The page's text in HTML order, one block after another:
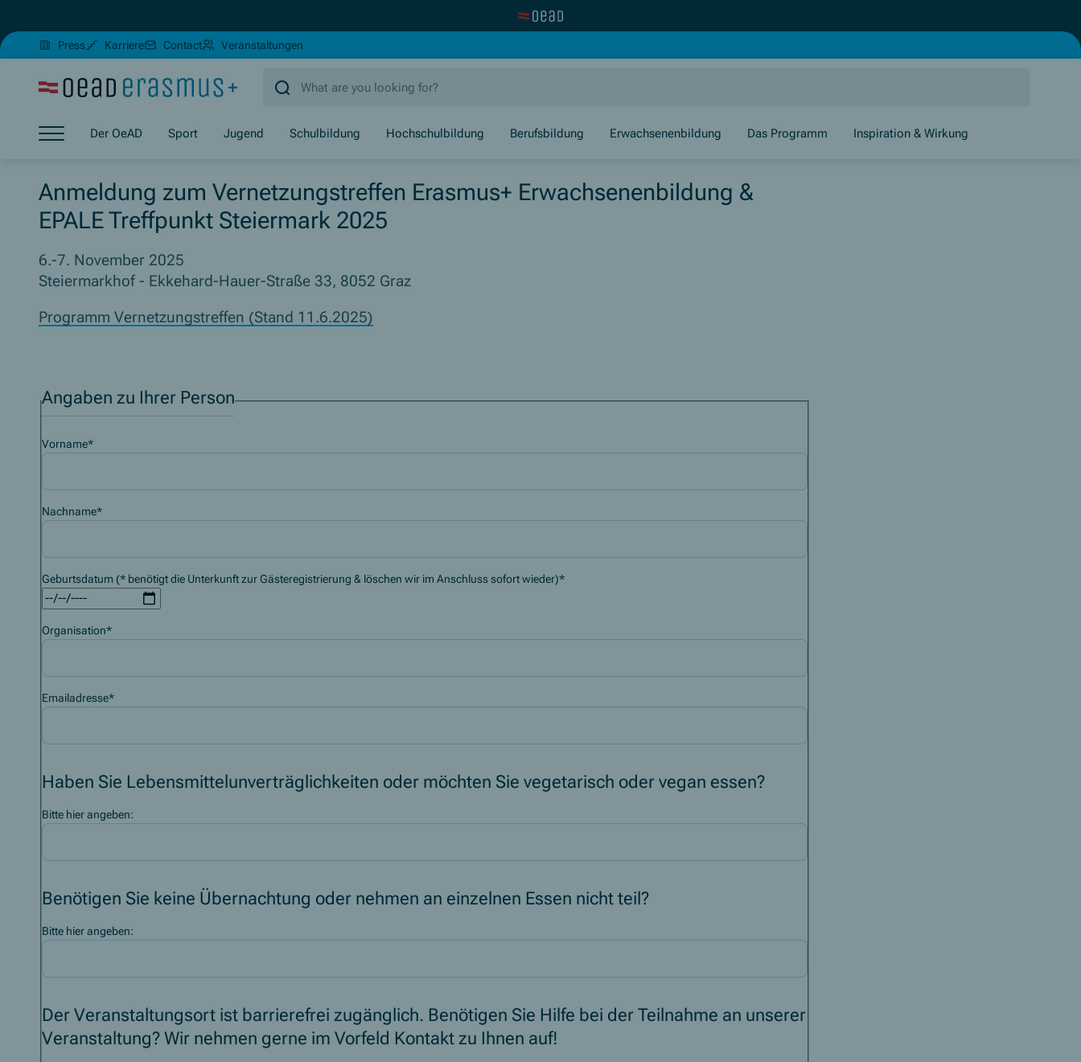
Press Karriere(Opens in new window)
Contact Veranstaltungen
Der OeAD
Sport Jugend Schulbildung Hochschulbildung Berufsbildung Erwachsenenbildung Das Programm Inspiration & Wirkung
Anmeldung zum Vernetzungstreffen Erasmus+ Erwachsenenbildung &
EPALE Treffpunkt Steiermark 2025
6.-7. November 2025
Steiermarkhof - Ekkehard-Hauer-Straße 33, 8052 Graz
Programm Vernetzungstreffen (Stand 11.6.2025)
Angaben zu Ihrer Person
Vorname*
Nachname*
Geburtsdatum (* benötigt die Unterkunft zur Gästeregistrierung & löschen wir im Anschluss sofort wieder)*
Organisation*
Emailadresse*
Haben Sie Lebensmittelunverträglichkeiten oder möchten Sie vegetarisch oder vegan essen?
Bitte hier angeben:
Benötigen Sie keine Übernachtung oder nehmen an einzelnen Essen nicht teil?
Bitte hier angeben:
Der Veranstaltungsort ist barrierefrei zugänglich. Benötigen Sie Hilfe bei der Teilnahme an unserer
Veranstaltung? Wir nehmen gerne im Vorfeld Kontakt zu Ihnen auf!